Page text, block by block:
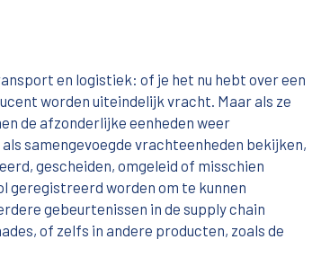
en logistiek: of je het nu hebt over een
worden uiteindelijk vracht. Maar als ze
de afzonderlijke eenheden weer
samengevoegde vrachteenheden bekijken,
gescheiden, omgeleid of misschien
geregistreerd worden om te kunnen
gebeurtenissen in de supply chain
of zelfs in andere producten, zoals de